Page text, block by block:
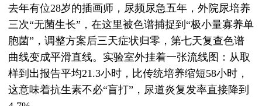
去年有位28岁的插画师，尿频尿急五年，外院尿培养
三次“无菌生长”，在这里被色谱捕捉到“极小量寡养单
胞菌”，调整方案后三天症状归零，第七天复查色谱
曲线变成平滑直线。实验室外挂着一张流线图：从取
样到出报告平均21.3小时，比传统培养缩短58小时，
这意味着抗生素不必“盲打”，尿道炎复发率直接降到